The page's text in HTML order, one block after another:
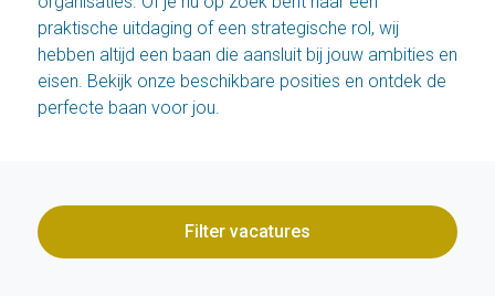
praktische uitdaging of een strategische rol, wij
hebben altijd een baan die aansluit bij jouw ambities en
eisen. Bekijk onze beschikbare posities en ontdek de
perfecte baan voor jou.
Filter vacatures